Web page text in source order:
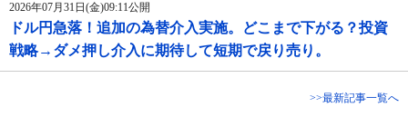
2026年07月31日(金)09:11公開
ドル円急落！追加の為替介入実施。どこまで下がる？投資
戦略→ダメ押し介入に期待して短期で戻り売り。
>>最新記事一覧へ